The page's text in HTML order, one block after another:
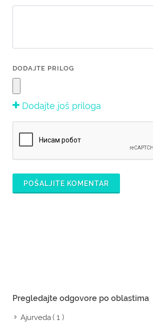
DODAJTE PRILOG
Dodajte još priloga
POŠALJITE KOMENTAR
Pregledajte odgovore po oblastima
Ajurveda( 1 )